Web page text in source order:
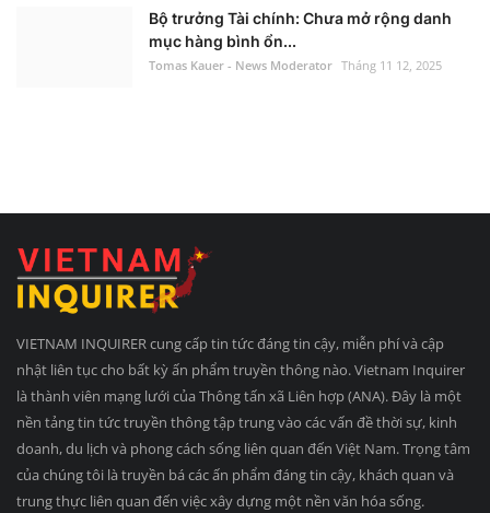
Bộ trưởng Tài chính: Chưa mở rộng danh
mục hàng bình ổn...
Tomas Kauer - News Moderator Tháng 11 12, 2025
VIETNAM INQUIRER cung cấp tin tức đáng tin cậy, miễn phí và cập
nhật liên tục cho bất kỳ ấn phẩm truyền thông nào. Vietnam Inquirer
là thành viên mạng lưới của Thông tấn xã Liên hợp (ANA). Đây là một
nền tảng tin tức truyền thông tập trung vào các vấn đề thời sự, kinh
doanh, du lịch và phong cách sống liên quan đến Việt Nam. Trọng tâm
của chúng tôi là truyền bá các ấn phẩm đáng tin cậy, khách quan và
trung thực liên quan đến việc xây dựng một nền văn hóa sống.